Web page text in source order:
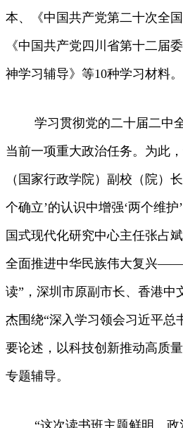
本、《中国共产党第二十次全
《中国共产党四川省第十二届
神学习辅导》等10种学习材料。
学习贯彻党的二十届二中全
当前一项重大政治任务。为此
（国家行政学院）副校（院）
个确立’的认识中增强‘两个维
国式现代化研究中心主任张占
全面推进中华民族伟大复兴
读”，深圳市原副市长、香港中
杰围绕“深入学习领会习近平总
要论述，以科技创新推动高质
专题辅导。
“这次读书班主题鲜明、政